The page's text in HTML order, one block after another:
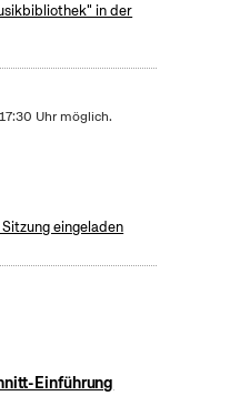
in der
Uhr möglich.
eingeladen
Einführung